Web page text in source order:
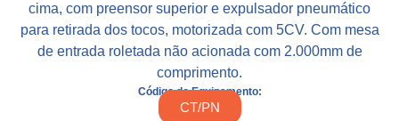
cima, com preensor superior e expulsador pneumático
para retirada dos tocos, motorizada com 5CV. Com mesa
de entrada roletada não acionada com 2.000mm de
comprimento.
Código do Equipamento:
CT/PN